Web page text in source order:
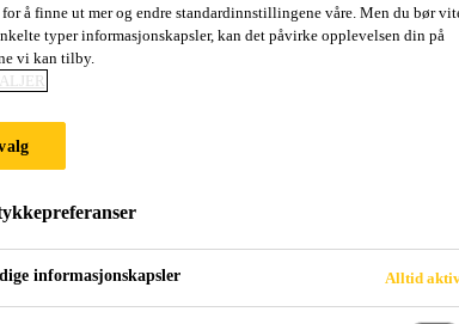
260
multikonsistent, høyeffektivt,
sementbasert, hydraulisk herdende,
flislim med lette fyllstoffer for tynn-, mellom- og tykklagsmetoden opp til 25 mm lag-
tykkelse. Oppfyller kravene til C2 TE S1 i henhold
å finne ut mer og endre standardinnstillingene våre. Men du bør
typer informasjonskapsler, kan det påvirke opplevelsen din på
vi kan tilby.
informasjonskapsler Alltid